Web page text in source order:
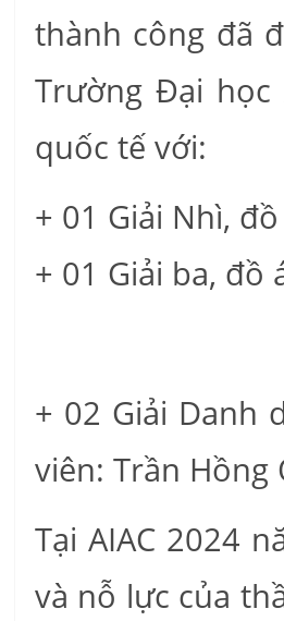
thành công đã
Trường Đại
quốc tế với:
+ 01 Giải Nhì,
+ 01 Giải ba, đồ
+ 02 Giải Danh
viên: Trần Hồng
Tại AIAC 2024
và nỗ lực của